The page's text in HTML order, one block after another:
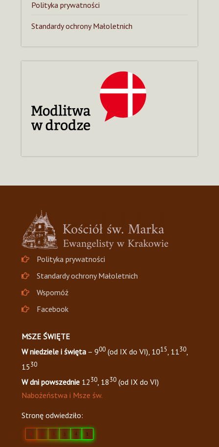
Polityka prywatności
Standardy ochrony Małoletnich
Polityka prywatności
Standardy ochrony Małoletnich
Wspomóż
Facebook
MSZE ŚWIĘTE
W niedziele i święta – 900 (od IX do VI), 1015 , 1130
1530
W dni powszednie 1230, 1830 (od IX do VI)
Nabożeństwa i Msze św.
Stronę odwiedziło:
0 8 4 1 4 1